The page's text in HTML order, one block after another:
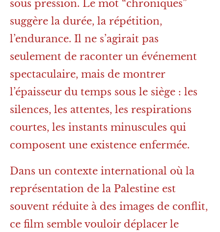
sous pression. Le mot “chroniques”
suggère la durée, la répétition,
l’endurance. Il ne s’agirait pas
seulement de raconter un événement
spectaculaire, mais de montrer
l’épaisseur du temps sous le siège : les
silences, les attentes, les respirations
courtes, les instants minuscules qui
composent une existence enfermée.
Dans un contexte international où la
représentation de la Palestine est
souvent réduite à des images de conflit,
ce film semble vouloir déplacer le